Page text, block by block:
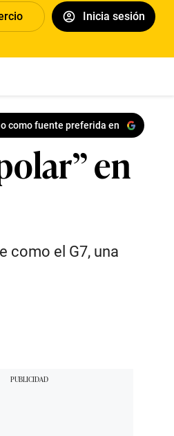
Inicia sesión
como fuente preferida en
en
como el G7, una